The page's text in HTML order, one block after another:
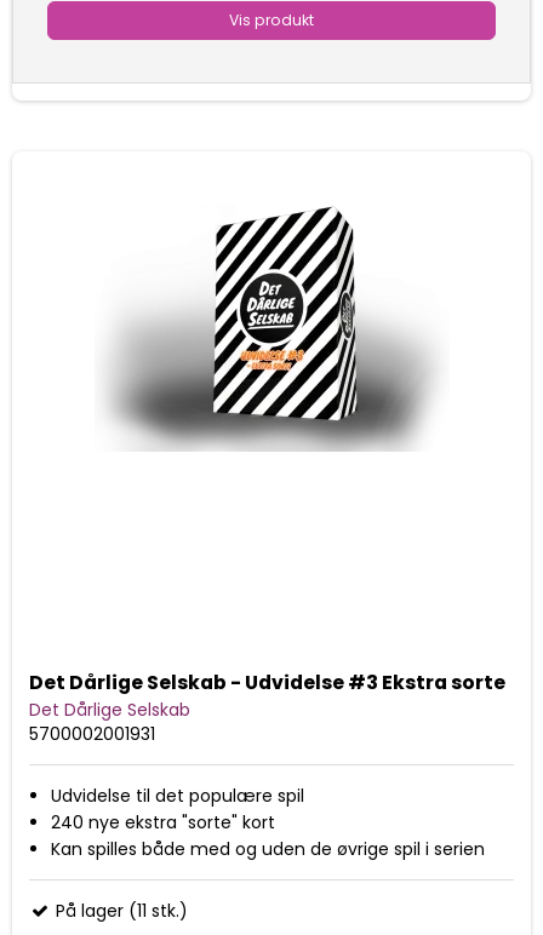
Vis produkt
Det Dårlige Selskab - Udvidelse #3 Ekstra sorte
Det Dårlige Selskab
5700002001931
Udvidelse til det populære spil
240 nye ekstra "sorte" kort
Kan spilles både med og uden de øvrige spil i serien
På lager (11 stk.)